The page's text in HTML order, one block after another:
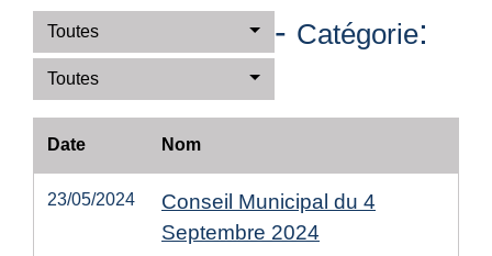
Toutes - Catégorie:
Toutes
Date Nom
23/05/2024
Conseil Municipal du 4
Septembre 2024